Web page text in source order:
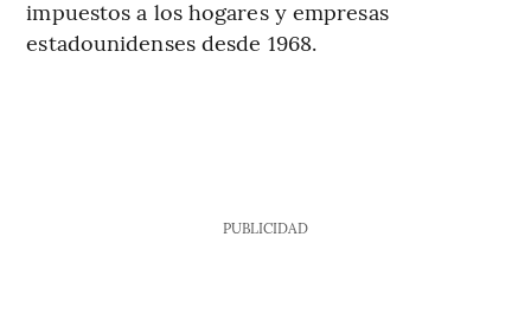
impuestos a los hogares y empresas
estadounidenses desde 1968.
PUBLICIDAD